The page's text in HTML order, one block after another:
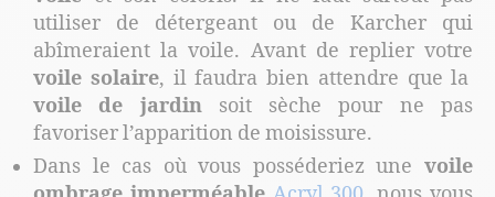
utiliser de détergeant ou de Karcher qui
abîmeraient la voile. Avant de replier votre
voile solaire, il faudra bien attendre que la
voile de jardinsoit sèche pour ne pas
favoriser l’apparition de moisissure.
Dans le cas où vous posséderiez une voile